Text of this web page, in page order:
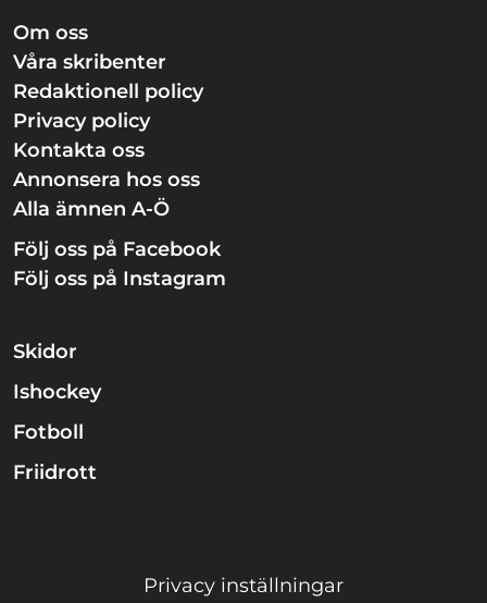
Om oss
Våra skribenter
Redaktionell policy
Privacy policy
Kontakta oss
Annonsera hos oss
Alla ämnen A-Ö
Följ oss på Facebook
Följ oss på Instagram
Skidor
Ishockey
Fotboll
Friidrott
Privacy inställningar